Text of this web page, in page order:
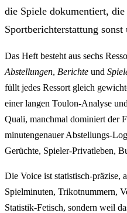
die Spiele dokumentiert,
Sportberichterstattung sonst
Das Heft besteht aus sechs
Abstellungen, Berichte und
füllt jedes Ressort gleich
einer langen Toulon-Analyse
Quali, manchmal dominiert der
minutengenauer Abstellungs-
Gerüchte, Spieler-Privatleben,
Die Voice ist statistisch-präzise,
Spielminuten, Trikotnummern,
Statistik-Fetisch, sondern weil